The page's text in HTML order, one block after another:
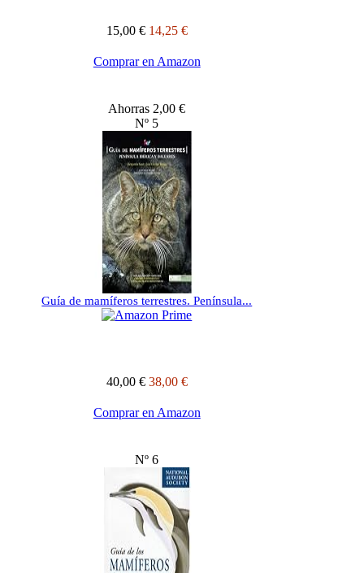
15,00 € 14,25 €
Comprar en Amazon
Ahorras 2,00 €
Nº 5
Guía de mamíferos terrestres. Península...
40,00 € 38,00 €
Comprar en Amazon
Nº 6